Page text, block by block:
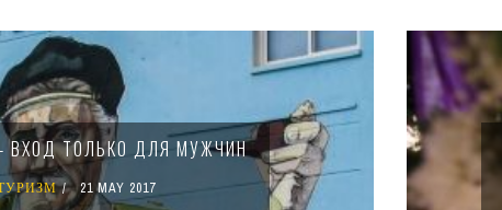
ВХОД ТОЛЬКО ДЛЯ МУЖЧИН
21 MAY 2017